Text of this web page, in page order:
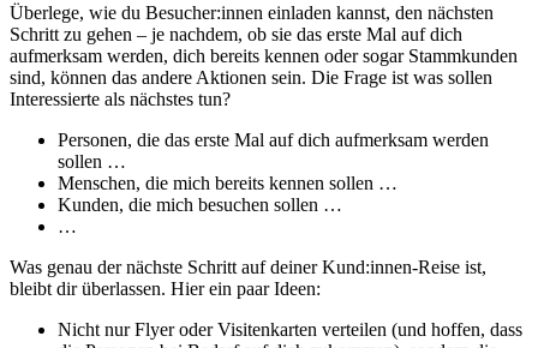
Überlege, wie du Besucher:innen einladen kannst, den nächsten
Schritt zu gehen – je nachdem, ob sie das erste Mal auf dich
aufmerksam werden, dich bereits kennen oder sogar Stammkunden
sind, können das andere Aktionen sein. Die Frage ist was sollen
Interessierte als nächstes tun?
Personen, die das erste Mal auf dich aufmerksam werden
sollen …
Menschen, die mich bereits kennen sollen …
Kunden, die mich besuchen sollen …
…
Was genau der nächste Schritt auf deiner Kund:innen-Reise ist,
bleibt dir überlassen. Hier ein paar Ideen:
Nicht nur Flyer oder Visitenkarten verteilen (und hoffen, dass